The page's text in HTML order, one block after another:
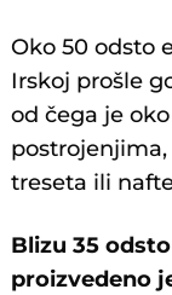
Oko 50 odsto
Irskoj prošle
od čega je
treseta ili
Blizu 35
proizvedeno